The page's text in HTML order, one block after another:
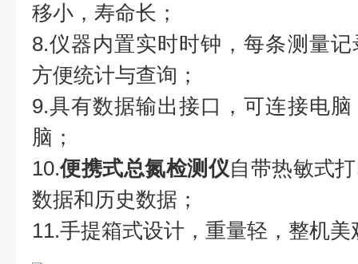
移小，寿命长；
8.仪器内置实时时钟，每条测量
方便统计与查询；
9.具有数据输出接口，可连接电
脑；
10.便携式总氮检测仪自带热敏式
数据和历史数据；
11.手提箱式设计，重量轻，整机